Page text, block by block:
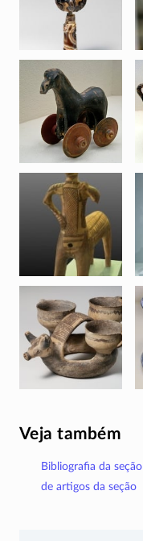
Veja também
Bibliografia da seção
de artigos da seção